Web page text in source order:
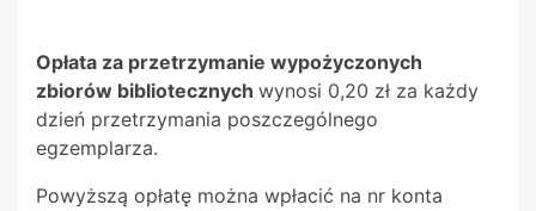
Opłata za przetrzymanie wypożyczonych
zbiorów bibliotecznych wynosi 0,20 zł za każdy
dzień przetrzymania poszczególnego
egzemplarza.
Powyższą opłatę można wpłacić na nr konta